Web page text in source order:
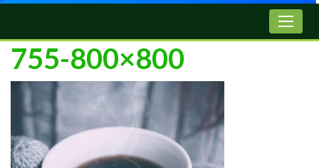
755-800×800